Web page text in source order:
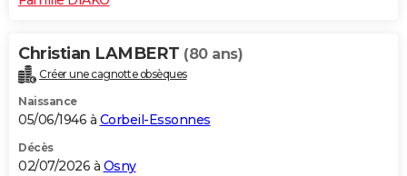
Christian LAMBERT (80 ans)
Créer une cagnotte obsèques
Naissance
05/06/1946 à Corbeil-Essonnes
Décès
02/07/2026 à Osny